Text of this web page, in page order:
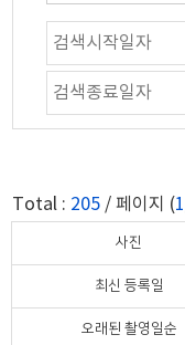
문화체육
관광
자연경관
정치외교
울진의 맛
Total : 205 / 페이지 (1
사진
최신 등록일
오래된 촬영일순